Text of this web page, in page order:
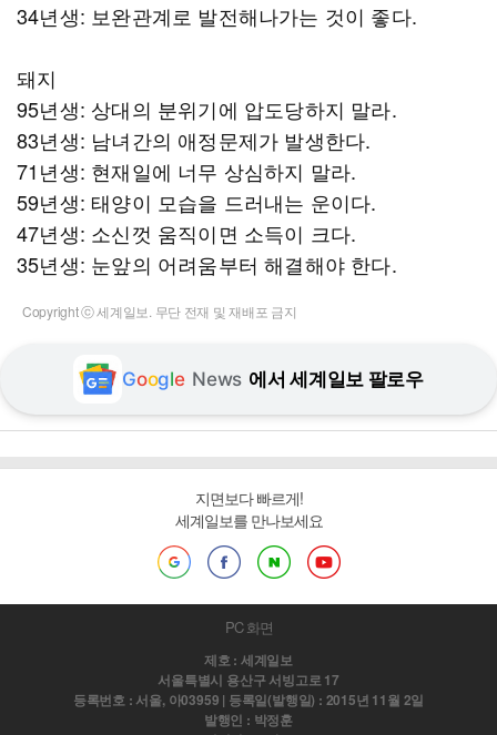
34년생: 보완관계로 발전해나가는 것이 좋다.
돼지
95년생: 상대의 분위기에 압도당하지 말라.
83년생: 남녀간의 애정문제가 발생한다.
71년생: 현재일에 너무 상심하지 말라.
59년생: 태양이 모습을 드러내는 운이다.
47년생: 소신껏 움직이면 소득이 크다.
35년생: 눈앞의 어려움부터 해결해야 한다.
Copyright ⓒ 세계일보. 무단 전재 및 재배포 금지
Google News 에서 세계일보 팔로우
지면보다 빠르게!
세계일보를 만나보세요
PC 화면
제호 : 세계일보
서울특별시 용산구 서빙고로 17
등록번호 : 서울, 아03959 | 등록일(발행일) : 2015년 11월 2일
발행인 : 박정훈